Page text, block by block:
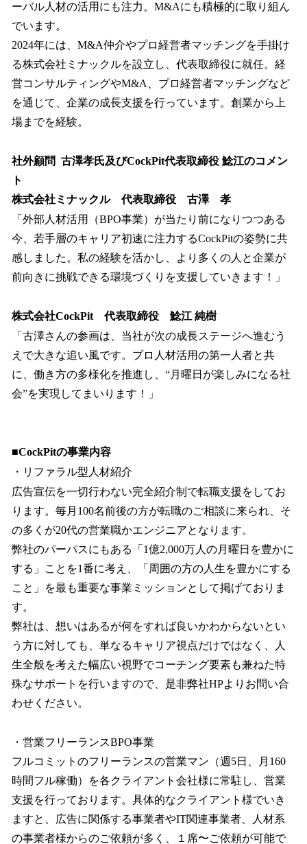
ーバル人材の活用にも注力。M&Aにも積極的に取り組ん
でいます。
2024年には、M&A仲介やプロ経営者マッチングを手掛け
る株式会社ミナックルを設立し、代表取締役に就任。経
営コンサルティングやM&A、プロ経営者マッチングなど
を通じて、企業の成長支援を行っています。創業から上
場までを経験。
社外顧問 古澤孝氏及びCockPit代表取締役 鯰江のコメン
ト
株式会社ミナックル 代表取締役 古澤 孝
「外部人材活用（BPO事業）が当たり前になりつつある
今、若手層のキャリア初速に注力するCockPitの姿勢に共
感しました。私の経験を活かし、より多くの人と企業が
前向きに挑戦できる環境づくりを支援していきます！」
株式会社CockPit 代表取締役 鯰江 純樹
「古澤さんの参画は、当社が次の成長ステージへ進むう
えで大きな追い風です。プロ人材活用の第一人者と共
に、働き方の多様化を推進し、“月曜日が楽しみになる社
会”を実現してまいります！」
■CockPitの事業内容
・リファラル型人材紹介
広告宣伝を一切行わない完全紹介制で転職支援をしてお
ります。毎月100名前後の方が転職のご相談に来られ、そ
の多くが20代の営業職かエンジニアとなります。
弊社のパーパスにもある「1億2,000万人の月曜日を豊かに
する」ことを1番に考え、「周囲の方の人生を豊かにする
こと」を最も重要な事業ミッションとして掲げておりま
す。
弊社は、想いはあるが何をすれば良いかわからないとい
う方に対しても、単なるキャリア視点だけではなく、人
生全般を考えた幅広い視野でコーチング要素も兼ねた特
殊なサポートを行いますので、是非弊社HPよりお問い合
わせください。
・営業フリーランスBPO事業
フルコミットのフリーランスの営業マン（週5日、月160
時間フル稼働）を各クライアント会社様に常駐し、営業
支援を行っております。具体的なクライアント様でいき
ますと、広告に関係する事業者やIT関連事業者、人材系
の事業者様からのご依頼が多く、１席〜ご依頼が可能で